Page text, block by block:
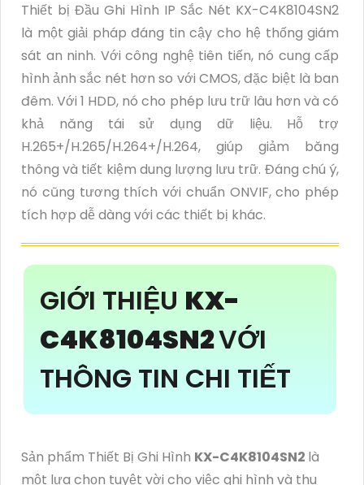
Thiết bị Đầu Ghi Hình IP Sắc Nét KX-C4K8104SN2
là một giải pháp đáng tin cậy cho hệ thống giám
sát an ninh. Với công nghệ tiên tiến, nó cung cấp
hình ảnh sắc nét hơn so với CMOS, đặc biệt là ban
đêm. Với 1 HDD, nó cho phép lưu trữ lâu hơn và có
khả năng tái sử dụng dữ liệu. Hỗ trợ
H.265+/H.265/H.264+/H.264, giúp giảm băng
thông và tiết kiệm dung lượng lưu trữ. Đáng chú ý,
nó cũng tương thích với chuẩn ONVIF, cho phép
tích hợp dễ dàng với các thiết bị khác.
GIỚI THIỆU KX-
C4K8104SN2VỚI
THÔNG TIN CHI TIẾT
Sản phẩm Thiết Bị Ghi Hình KX-C4K8104SN2 là
một lựa chọn tuyệt vời cho việc ghi hình và thu